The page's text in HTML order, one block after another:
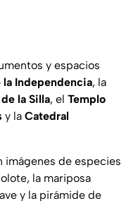
y espacios
Independencia, la
la Silla, el Templo
y la Catedral
imágenes de especies
la mariposa
y la pirámide de